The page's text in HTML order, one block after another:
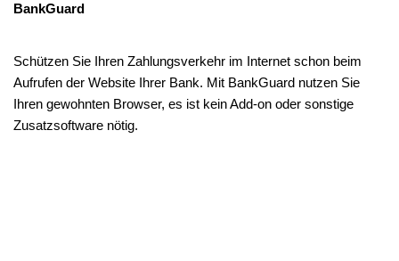
BankGuard
Schützen Sie Ihren Zahlungsverkehr im Internet schon beim
Aufrufen der Website Ihrer Bank. Mit BankGuard nutzen Sie
Ihren gewohnten Browser, es ist kein Add-on oder sonstige
Zusatzsoftware nötig.